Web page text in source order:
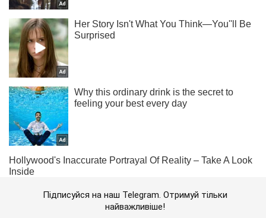
Підписуйся на наш Telegram. Отримуй тільки
найважливіше!